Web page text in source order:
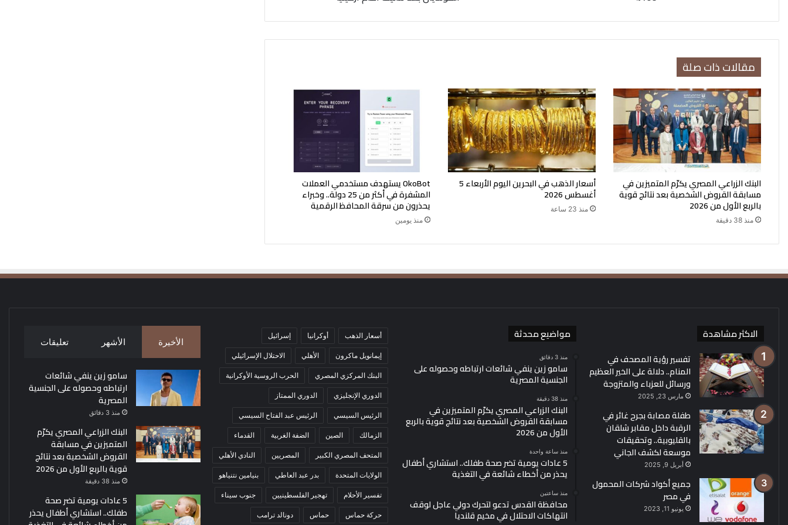
مقالات ذات صلة
البنك الزراعي المصري يكرّم المتميزين في
مسابقة القروض الشخصية بعد نتائج قوية
بالربع الأول من 2026
منذ 38 دقيقة
أسعار الذهب في البحرين اليوم الأربعاء 5
أغسطس 2026
منذ 23 ساعة
OkoBot يستهدف مستخدمي العملات
المشفرة في أكثر من 25 دولة.. وخبراء
يحذرون من سرقة المحافظ الرقمية
منذ يومين
الاكثر مشاهدة
تفسير رؤية المصحف في
المنام.. دلالة على الخير العظيم
ورسائل للعزباء والمتزوجة
مارس 23, 2025
طفلة مصابة بجرح غائر في
الرقبة داخل مقابر شلقان
بالقليوبية.. وتحقيقات
موسعة لكشف الجاني
أبريل 9, 2025
جميع أكواد شركات المحمول
في مصر
يونيو 11, 2023
مواضيع محدثة
منذ 3 دقائق
سامو زين ينفي شائعات ارتباطه وحصوله على
الجنسية المصرية
منذ 38 دقيقة
البنك الزراعي المصري يكرّم المتميزين في
مسابقة القروض الشخصية بعد نتائج قوية بالربع
الأول من 2026
منذ ساعة واحدة
5 عادات يومية تضر صحة طفلك.. استشاري أطفال
يحذر من أخطاء شائعة في التغذية
منذ ساعتين
محافظة القدس تدعو لتحرك دولي عاجل لوقف
انتهاكات الاحتلال في مخيم قلنديا
أسعار الذهب أوكرانيا إسرائيل
إيمانويل ماكرون الأهلي الاحتلال الإسرائيلي
البنك المركزي المصري الحرب الروسية الأوكرانية
الدوري الإنجليزي الدوري الممتاز
الرئيس السيسي الرئيس عبد الفتاح السيسي
الزمالك الصين الضفة الغربية القدماء
المتحف المصري الكبير المصريين النادي الأهلي
الولايات المتحدة بدر عبد العاطي بنيامين نتنياهو
تفسير الأحلام تهجير الفلسطينيين جنوب سيناء
حركة حماس حماس دونالد ترامب
الأخيرة الأشهر تعليقات
سامو زين ينفي شائعات
ارتباطه وحصوله على الجنسية
المصرية
منذ 3 دقائق
البنك الزراعي المصري يكرّم
المتميزين في مسابقة
القروض الشخصية بعد نتائج
قوية بالربع الأول من 2026
منذ 38 دقيقة
5 عادات يومية تضر صحة
طفلك.. استشاري أطفال يحذر